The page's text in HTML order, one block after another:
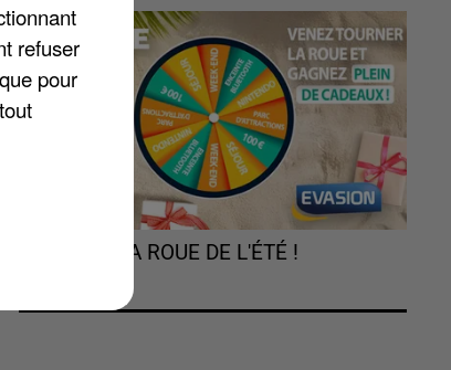
TOURNEZ LA ROUE DE L'ÉTÉ !
refuser
pour